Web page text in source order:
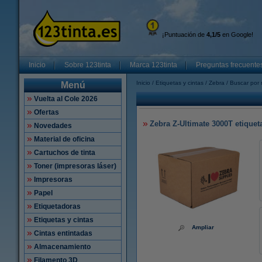
¡Puntuación de 4,1/5 en Google!
Inicio Sobre 123tinta Marca 123tinta Preguntas
Menú
Vuelta al Cole 2026
Ofertas
Novedades
Material de oficina
Cartuchos de tinta
Toner (impresoras láser)
Impresoras
Papel
Etiquetadoras
Etiquetas y cintas
Cintas entintadas
Almacenamiento
Filamento 3D
Inicio Etiquetas y cintas Zebra Buscar por
Zebra Z-Ultimate 3000T
Ampliar